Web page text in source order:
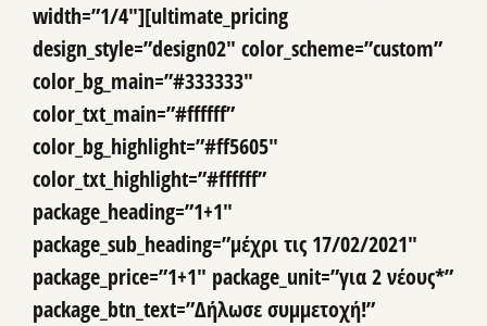
width=”1/4″][ultimate_pricing
design_style=”design02″ color_scheme=”custom”
color_bg_main=”#333333″
color_txt_main=”#ffffff”
color_bg_highlight=”#ff5605″
color_txt_highlight=”#ffffff”
package_heading=”1+1″
package_sub_heading=”μέχρι τις 17/02/2021″
package_price=”1+1″ package_unit=”για 2 νέους*”
package_btn_text=”Δήλωσε συμμετοχή!”